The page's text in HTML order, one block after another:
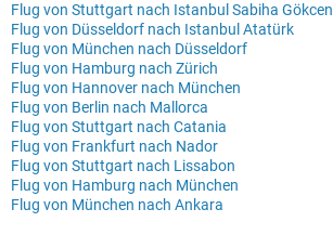
Flug von Stuttgart nach Istanbul Sabiha Gökcen
Flug von Düsseldorf nach Istanbul Atatürk
Flug von München nach Düsseldorf
Flug von Hamburg nach Zürich
Flug von Hannover nach München
Flug von Berlin nach Mallorca
Flug von Stuttgart nach Catania
Flug von Frankfurt nach Nador
Flug von Stuttgart nach Lissabon
Flug von Hamburg nach München
Flug von München nach Ankara